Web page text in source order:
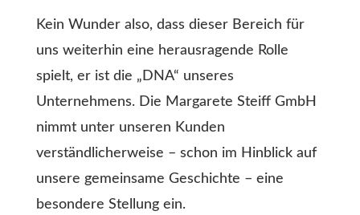
Kein Wunder also, dass dieser Bereich für
uns weiterhin eine herausragende Rolle
spielt, er ist die „DNA“ unseres
Unternehmens. Die Margarete Steiff GmbH
nimmt unter unseren Kunden
verständlicherweise – schon im Hinblick auf
unsere gemeinsame Geschichte – eine
besondere Stellung ein.